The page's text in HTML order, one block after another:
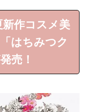
作コスメ美
はちみつク
売！